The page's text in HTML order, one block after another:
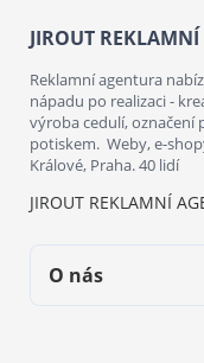
JIROUT
Reklamní agentura
nápadu po realizaci -
výroba cedulí,
potiskem. Weby, e-
Králové, Praha. 40 lidí
JIROUT REKLAMNÍ
O nás